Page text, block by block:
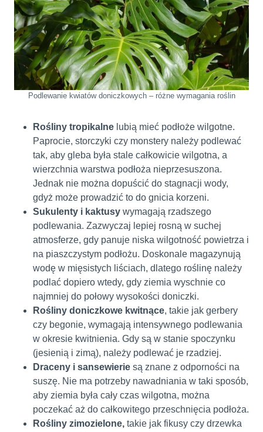
Podlewanie kwiatów doniczkowych – różne wymagania roślin
Rośliny tropikalne lubią mieć podłoże wilgotne.
Paprocie, storczyki czy monstery należy podlewać
tak, aby gleba była stale całkowicie wilgotna, a
wierzchnia warstwa podłoża nieprzesuszona.
Jednak nie można dopuścić do stagnacji wody,
gdyż może prowadzić to do gnicia korzeni.
Sukulenty i kaktusy wymagają rzadszego
podlewania. Zazwyczaj lepiej rosną w suchej
atmosferze, gdy panuje niska wilgotność powietrza i
na piaszczystym podłożu. Doskonale magazynują
wodę w mięsistych liściach, dlatego roślinę należy
podlać dopiero wtedy, gdy ziemia wyschnie co
najmniej do połowy wysokości doniczki.
Rośliny doniczkowe kwitnące, takie jak gerbery
czy begonie, wymagają intensywnego podlewania
w okresie kwitnienia. Gdy są w stanie spoczynku
(jesienią i zimą), należy podlewać je rzadziej.
Draceny i sansewierie są znane z odporności na
suszę. Nie ma potrzeby nawadniania w taki sposób,
aby ziemia była cały czas wilgotna, można
poczekać aż do całkowitego przeschnięcia podłoża.
Rośliny zimozielone, takie jak fikusy czy drzewka